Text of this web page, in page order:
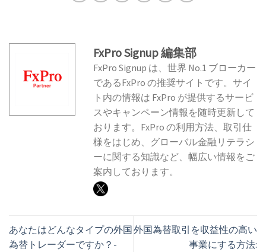
FxPro Signup 編集部
FxPro Signup は、世界 No.1 ブローカー
であるFxPro の推奨サイトです。サイ
ト内の情報は FxPro が提供するサービ
スやキャンペーン情報を随時更新して
おります。FxPro の利用方法、取引仕
様をはじめ、グローバル金融リテラシ
ーに関する知識など、幅広い情報をご
案内しております。
あなたはどんなタイプの外国
為替トレーダーですか？-
外国為替取引を収益性の高い
事業にする方法: